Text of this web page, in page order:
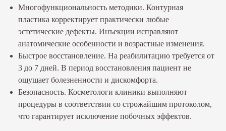
Многофункциональность методики. Контурная
пластика корректирует практически любые
эстетические дефекты. Инъекции исправляют
анатомические особенности и возрастные изменения.
Быстрое восстановление. На реабилитацию требуется от
3 до 7 дней. В период восстановления пациент не
ощущает болезненности и дискомфорта.
Безопасность. Косметологи клиники выполняют
процедуры в соответствии со строжайшим протоколом,
что гарантирует исключение побочных эффектов.